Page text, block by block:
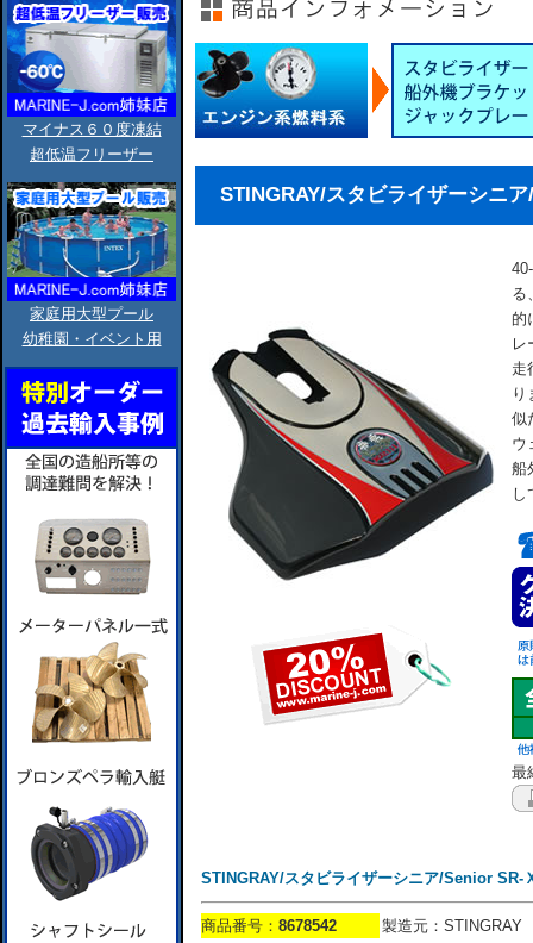
マイナス６０度凍結
超低温フリーザー
家庭用大型プール
幼稚園・イベント用
STINGRAY/スタビライザーシニ
る
的
レ
走
り
似
ウ
船
し
最
STINGRAY/スタビライザーシニア/Senior SR-
商品番号： 8678542
製造元：STINGRAY